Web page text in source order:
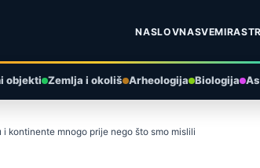
NASLOVNASVEMIR
objekti Zemlja i okoliš Arheologija Biologija
kontinente mnogo prije nego što smo mislili